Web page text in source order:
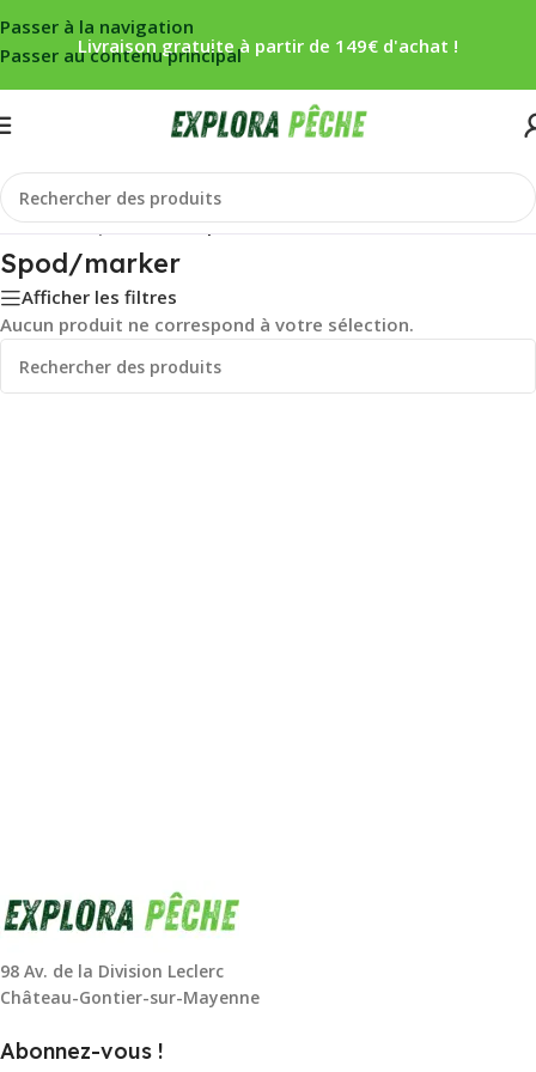
Passer à la navigation
Passer au contenu principal
Livraison gratuite à partir de 149€ d'achat !
Accueil/Carpe/Cannes/Spod/marker
Spod/marker
Afficher les filtres
Aucun produit ne correspond à votre sélection.
98 Av. de la Division Leclerc
Château-Gontier-sur-Mayenne
Abonnez-vous !